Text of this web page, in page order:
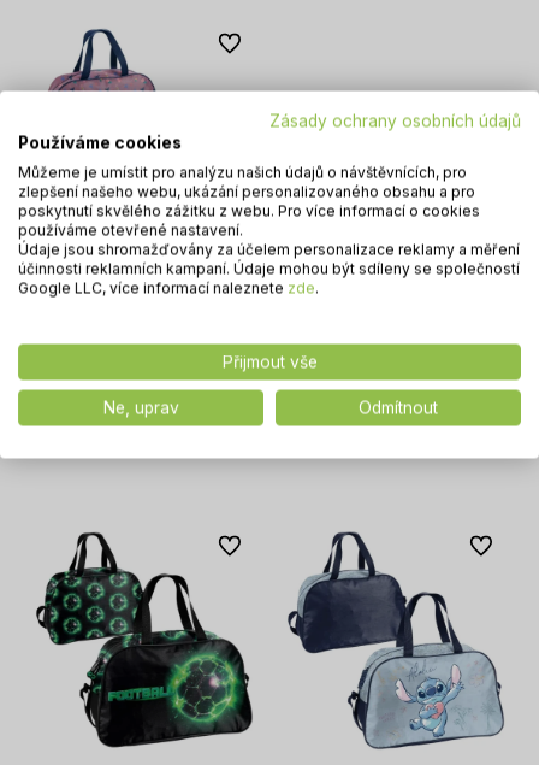
Cestování Prostorná Pro Děti
Stitch Aloha
336,79 Kč
Vložit do košíku
Do oblíbených
Do oblíbených Do
Zásady ochrany osobních údajů
Používáme cookies
Můžeme je umístit pro analýzu našich údajů o návštěvnících, pro
zlepšení našeho webu, ukázání personalizovaného obsahu a pro
poskytnutí skvělého zážitku z webu. Pro více informací o cookies
používáme otevřené nastavení.
Údaje jsou shromažďovány za účelem personalizace reklamy a měření
účinnosti reklamních kampaní. Údaje mohou být sdíleny se společností
Google LLC, více informací naleznete zde.
Přijmout vše
Ne, uprav Odmítnout